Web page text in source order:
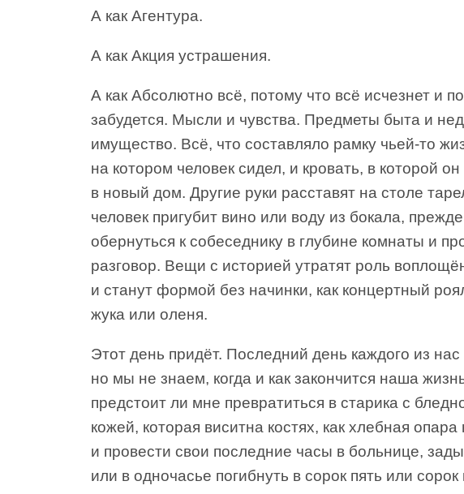
A как Агентура.
А как Акция устрашения.
A как Абсолютно всё, потому что всё исчезнет и
забудется. Мысли и чувства. Предметы быта и
имущество. Всё, что составляло рамку чьей-то
на котором человек сидел, и кровать, в которой
в новый дом. Другие руки расставят на столе
человек пригубит вино или воду из бокала,
обернуться к собеседнику в глубине комнаты и
разговор. Вещи с историей утратят роль
и станут формой без начинки, как концертный
жука или оленя.
Этот день придёт. Последний день каждого из нас
но мы не знаем, когда и как закончится наша
предстоит ли мне превратиться в старика с
кожей, которая виситна костях, как хлебная опара
и провести свои последние часы в больнице,
или в одночасье погибнуть в сорок пять или